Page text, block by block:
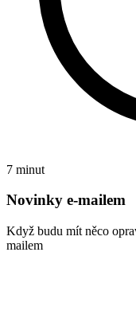
7 minut
Novinky e-mailem
Když budu mít něco
mailem